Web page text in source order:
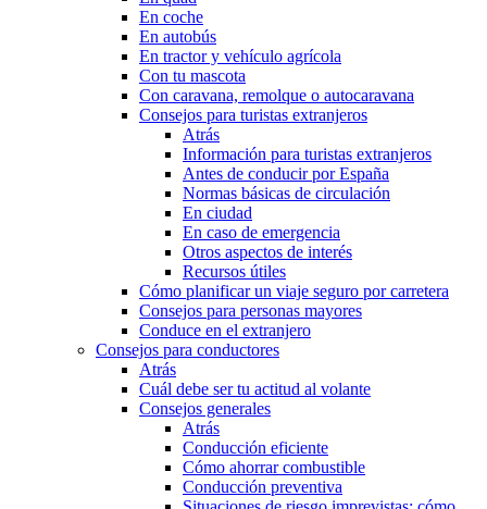
En coche
En autobús
En tractor y vehículo agrícola
Con tu mascota
Con caravana, remolque o autocaravana
Consejos para turistas extranjeros
Atrás
Información para turistas extranjeros
Antes de conducir por España
Normas básicas de circulación
En ciudad
En caso de emergencia
Otros aspectos de interés
Recursos útiles
Cómo planificar un viaje seguro por carretera
Consejos para personas mayores
Conduce en el extranjero
Consejos para conductores
Atrás
Cuál debe ser tu actitud al volante
Consejos generales
Atrás
Conducción eficiente
Cómo ahorrar combustible
Conducción preventiva